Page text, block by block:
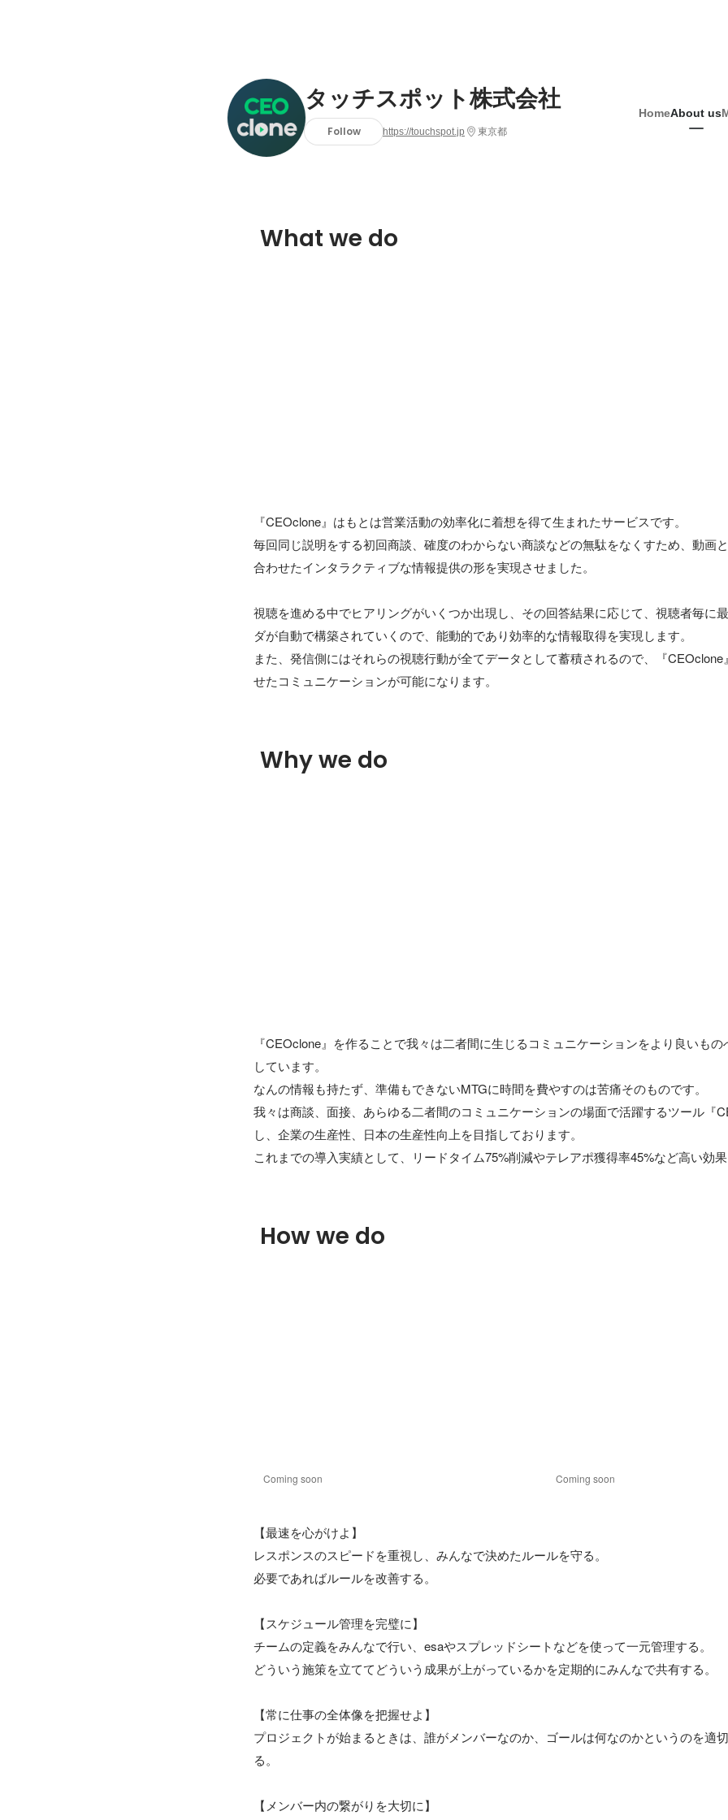
タッチスポット株式会社
Follow https://touchspot.jp 東京都
HomeAbout us
What we do
『CEOclone』はもとは営業活動の効率化に着想を得て生まれたサービスです。
毎回同じ説明をする初回商談、確度のわからない商談などの無駄をなくすため、動画
合わせたインタラクティブな情報提供の形を実現させました。
視聴を進める中でヒアリングがいくつか出現し、その回答結果に応じて、視聴者毎に
ダが自動で構築されていくので、能動的であり効率的な情報取得を実現します。
また、発信側にはそれらの視聴行動が全てデータとして蓄積されるので、『
せたコミュニケーションが可能になります。
Why we do
『CEOclone』を作ることで我々は二者間に生じるコミュニケーションをより良いもの
しています。
なんの情報も持たず、準備もできないMTGに時間を費やすのは苦痛そのものです。
我々は商談、面接、あらゆる二者間のコミュニケーションの場面で活躍するツール『
し、企業の生産性、日本の生産性向上を目指しております。
これまでの導入実績として、リードタイム75%削減やテレアポ獲得率45%など高い効果
How we do
Coming soon Coming soon
【最速を心がけよ】
レスポンスのスピードを重視し、みんなで決めたルールを守る。
必要であればルールを改善する。
【スケジュール管理を完璧に】
チームの定義をみんなで行い、esaやスプレッドシートなどを使って一元管理する。
どういう施策を立ててどういう成果が上がっているかを定期的にみんなで共有する。
【常に仕事の全体像を把握せよ】
プロジェクトが始まるときは、誰がメンバーなのか、ゴールは何なのかというのを適
る。
【メンバー内の繋がりを大切に】